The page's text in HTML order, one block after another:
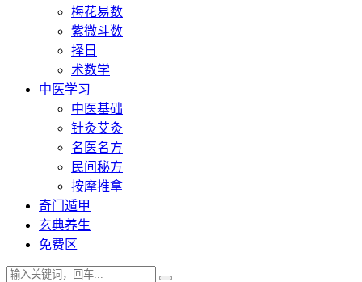
梅花易数
紫微斗数
择日
术数学
中医学习
中医基础
针灸艾灸
名医名方
民间秘方
按摩推拿
奇门遁甲
玄典养生
免费区